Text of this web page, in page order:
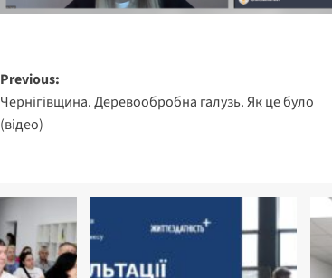
Post
navigation
Previous:
Чернігівщина. Деревообробна галузь. Як це було
(відео)